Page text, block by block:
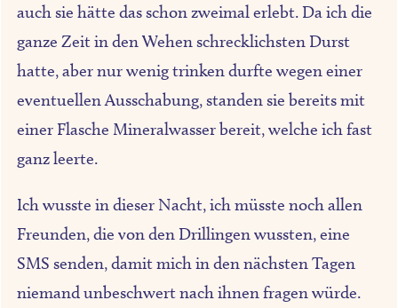
auch sie hätte das schon zweimal erlebt. Da ich die
ganze Zeit in den Wehen schrecklichsten Durst
hatte, aber nur wenig trinken durfte wegen einer
eventuellen Ausschabung, standen sie bereits mit
einer Flasche Mineralwasser bereit, welche ich fast
ganz leerte.
Ich wusste in dieser Nacht, ich müsste noch allen
Freunden, die von den Drillingen wussten, eine
SMS senden, damit mich in den nächsten Tagen
niemand unbeschwert nach ihnen fragen würde.